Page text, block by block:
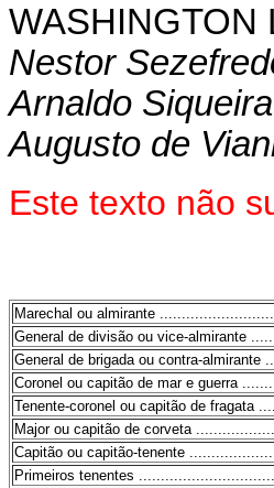
WASHINGTON
Nestor
Arnaldo
Augusto de
Este texto não
Marechal ou almirante
General de divisão ou vice-almirante
General de brigada ou contra-
Coronel ou capitão de mar e guerra
Tenente-coronel ou capitão de
Major ou capitão de corveta
Capitão ou capitão-tenente
Primeiros tenentes